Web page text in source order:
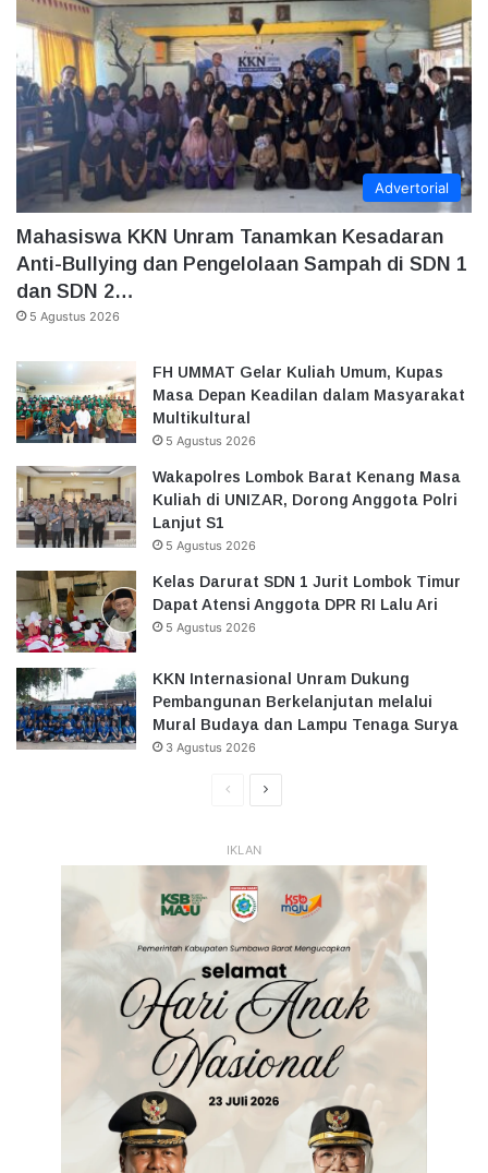
Advertorial
Mahasiswa KKN Unram Tanamkan Kesadaran
Anti-Bullying dan Pengelolaan Sampah di SDN 1
dan SDN 2…
5 Agustus 2026
FH UMMAT Gelar Kuliah Umum, Kupas
Masa Depan Keadilan dalam Masyarakat
Multikultural
5 Agustus 2026
Wakapolres Lombok Barat Kenang Masa
Kuliah di UNIZAR, Dorong Anggota Polri
Lanjut S1
5 Agustus 2026
Kelas Darurat SDN 1 Jurit Lombok Timur
Dapat Atensi Anggota DPR RI Lalu Ari
5 Agustus 2026
KKN Internasional Unram Dukung
Pembangunan Berkelanjutan melalui
Mural Budaya dan Lampu Tenaga Surya
3 Agustus 2026
HalamanHalaman
IKLAN